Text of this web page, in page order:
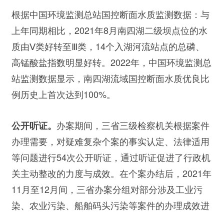
根据中国环境监测总站国控断面水质监测数据：与
上年同期相比，2021年8月南四湖二级坝点位的水
质由Ⅴ类好转至Ⅲ类，14个入湖河流站点的总磷、
高锰酸盐指数明显好转。2022年，中国环境监测总
站监测数据显示，南四湖流域国控断面水质优良比
例历史上首次达到100%。
公开听证。 办案期间，三省三级检察机关根据案件
办理需要，对疑难复杂个案的事实认定、法律适用
等问题进行54次公开听证，通过听证促进了行政机
关主动整改的力度与成效。在个案办结后，2021年
11月至12月间，三省办案分组对部分涉及工业污
染、农业污染、船舶码头污染等案件的办理成效进